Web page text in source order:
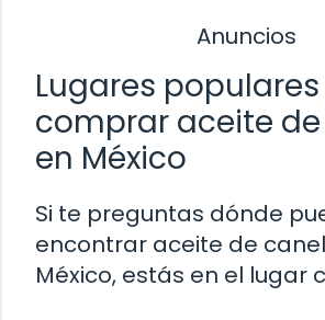
Anuncios
Lugares
comprar aceite
en México
Si te preguntas dónde
encontrar aceite de
México, estás en el lugar